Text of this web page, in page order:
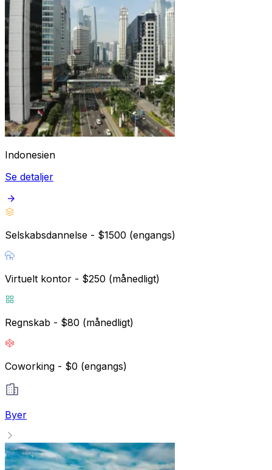
Indonesien
Se detaljer
Selskabsdannelse - $1500 (engangs)
Virtuelt kontor - $250 (månedligt)
Regnskab - $80 (månedligt)
Coworking - $0 (engangs)
Byer